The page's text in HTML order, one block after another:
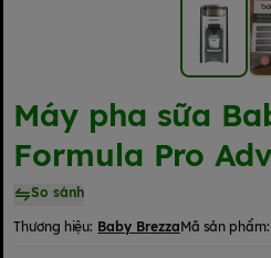
Máy pha sữa
Formula Pro
So sánh
Thương hiệu: Baby BrezzaMã sản phẩm: